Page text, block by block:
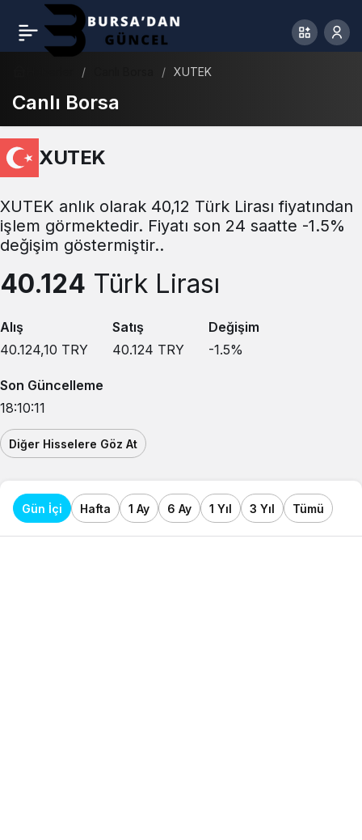
XUTEK
Canlı Borsa
XUTEK
XUTEK anlık olarak 40,12 Türk Lirası fiyatından
işlem görmektedir. Fiyatı son 24 saatte -1.5%
değişim göstermiştir..
40.124 Türk Lirası
Alış
40.124,10 TRY
Satış
40.124 TRY
Değişim
-1.5%
Son Güncelleme
18:10:11
Diğer Hisselere Göz At
Gün İçi Hafta 1 Ay 6 Ay 1 Yıl 3 Yıl Tümü